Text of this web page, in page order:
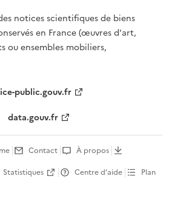
notices scientifiques de biens
en France (œuvres d'art,
ou ensembles mobiliers,
public.gouv.fr
data.gouv.fr
Contact
À propos
Statistiques Centre d’aide
Plan